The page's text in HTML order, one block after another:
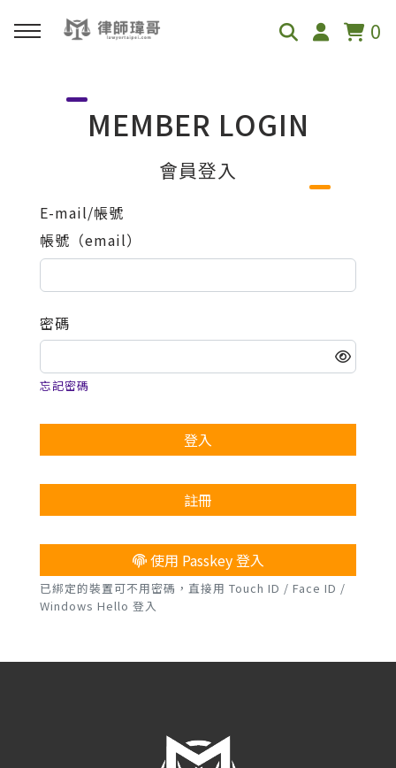
0
免費影音資源
Podcast
MEMBER LOGIN
會員登入
E-mail/帳號
帳號（email）
密碼
忘記密碼
登入
註冊
使用 Passkey 登入
已綁定的裝置可不用密碼，直接用 Touch ID / Face ID /
Windows Hello 登入